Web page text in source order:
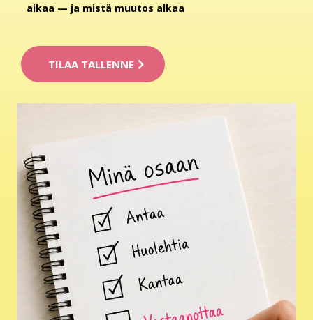
aikaa — ja mistä muutos alkaa
TILAA TALLENNE